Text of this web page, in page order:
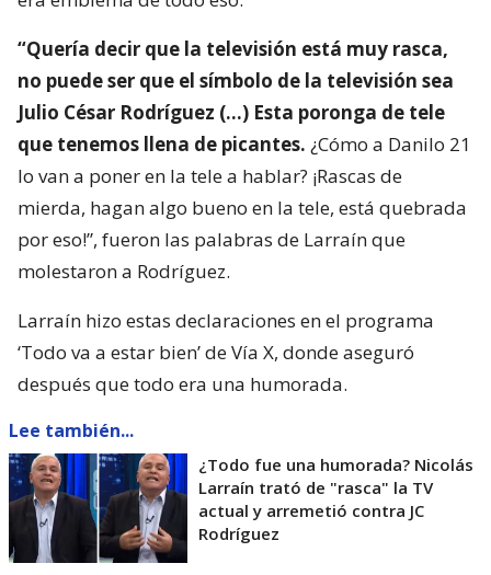
“Quería decir que la televisión está muy rasca,
no puede ser que el símbolo de la televisión sea
Julio César Rodríguez (…) Esta poronga de tele
que tenemos llena de picantes. ¿Cómo a Danilo 21
lo van a poner en la tele a hablar? ¡Rascas de
mierda, hagan algo bueno en la tele, está quebrada
por eso!”, fueron las palabras de Larraín que
molestaron a Rodríguez.
Larraín hizo estas declaraciones en el programa
‘Todo va a estar bien’ de Vía X, donde aseguró
después que todo era una humorada.
Lee también...
¿Todo fue una humorada? Nicolás
Larraín trató de "rasca" la TV
actual y arremetió contra JC
Rodríguez